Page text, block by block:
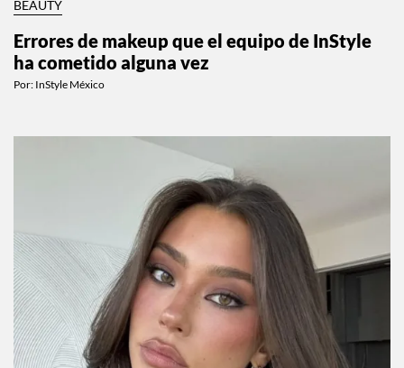
BEAUTY
Errores de makeup que el equipo de InStyle
ha cometido alguna vez
Por: InStyle México